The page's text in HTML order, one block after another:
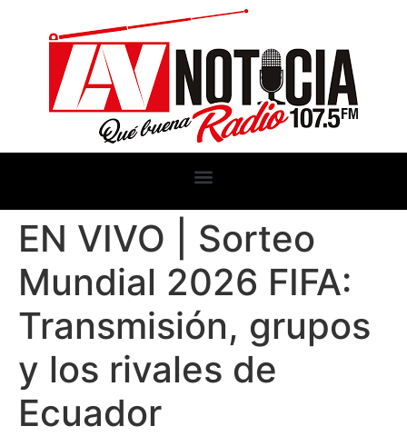
EN VIVO | Sorteo
Mundial 2026 FIFA:
Transmisión, grupos
y los rivales de
Ecuador